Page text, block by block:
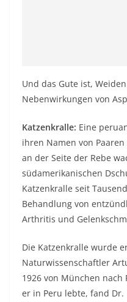
Und das Gute ist,
Nebenwirkungen von
Katzenkralle: Eine
ihren Namen von
an der Seite der Rebe
südamerikanischen
Katzenkralle seit
Behandlung von
Arthritis und
Die Katzenkralle wurde
Naturwissenschaftler
1926 von München
er in Peru lebte, fand